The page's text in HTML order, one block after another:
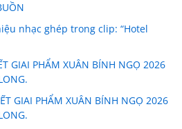
nhạc ghép trong clip: “Hotel
GIAI PHẨM XUÂN BÍNH NGỌ 2026
GIAI PHẨM XUÂN BÍNH NGỌ 2026